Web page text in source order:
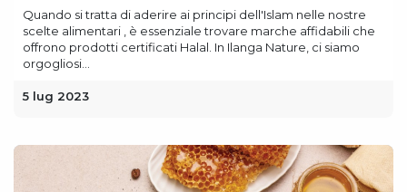
Quando si tratta di aderire ai principi dell'Islam nelle nostre
scelte alimentari , è essenziale trovare marche affidabili che
offrono prodotti certificati Halal. In Ilanga Nature, ci siamo
orgogliosi...
5 lug 2023